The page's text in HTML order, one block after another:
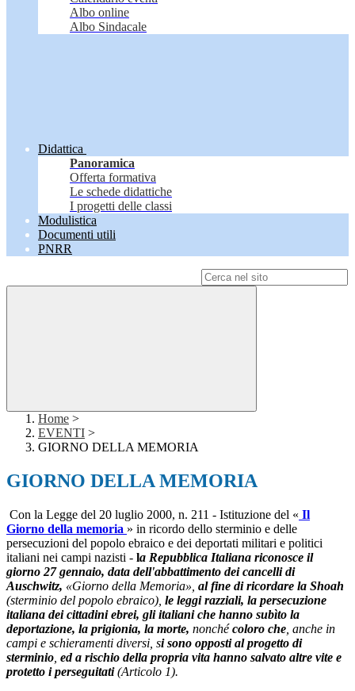
Albo online
Albo Sindacale
Didattica
Panoramica
Offerta formativa
Le schede didattiche
I progetti delle classi
Modulistica
Documenti utili
PNRR
Home >
EVENTI >
GIORNO DELLA MEMORIA
GIORNO DELLA MEMORIA
Con la Legge del 20 luglio 2000, n. 211 - Istituzione del « Il
Giorno della memoria » in ricordo dello sterminio e delle
persecuzioni del popolo ebraico e dei deportati militari e politici
italiani nei campi nazisti - la Repubblica Italiana riconosce il
giorno 27 gennaio, data dell'abbattimento dei cancelli di
Auschwitz, «Giorno della Memoria», al fine di ricordare la Shoah
(sterminio del popolo ebraico), le leggi razziali, la persecuzione
italiana deicittadini ebrei, gli italiani che hanno subìto la
deportazione, la prigionia, la morte, nonchécoloro che , anche in
campi e schieramenti diversi, si sono opposti al progetto di
sterminio ed a rischio della propria vita hanno salvato altre vite e
protetto i perseguitati(Articolo 1).